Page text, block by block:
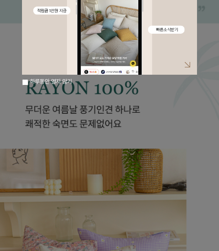
하루동안 열지 않기